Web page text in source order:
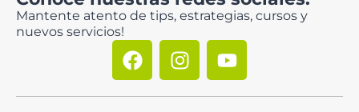
Mantente atento de tips, estrategias, cursos y
nuevos servicios!